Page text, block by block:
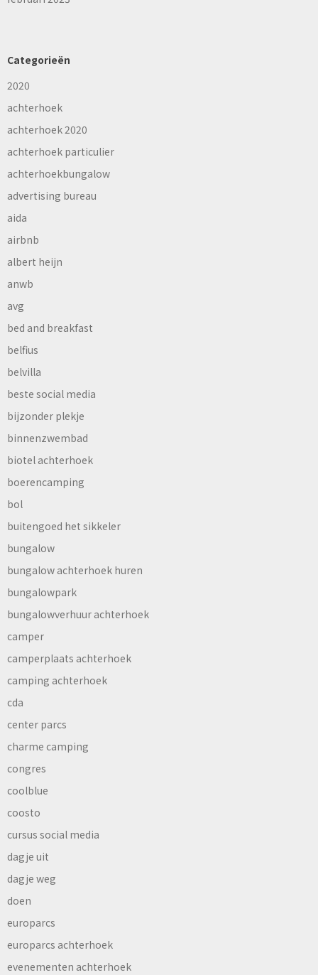
Categorieën
2020
achterhoek
achterhoek 2020
achterhoek particulier
achterhoekbungalow
advertising bureau
aida
airbnb
albert heijn
anwb
avg
bed and breakfast
belfius
belvilla
beste social media
bijzonder plekje
binnenzwembad
biotel achterhoek
boerencamping
bol
buitengoed het sikkeler
bungalow
bungalow achterhoek huren
bungalowpark
bungalowverhuur achterhoek
camper
camperplaats achterhoek
camping achterhoek
cda
center parcs
charme camping
congres
coolblue
coosto
cursus social media
dagje uit
dagje weg
doen
europarcs
europarcs achterhoek
evenementen achterhoek